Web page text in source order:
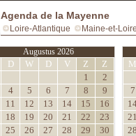
Agenda de la Mayenne
Loire-Atlantique Maine-et-
Augustus 2026
D W D V Z
Z
1
2
4 5 6 7 8
9
11 12 13 14 15
16
18 19 20 21 22
23
25 26 27 28 29
30
M
7